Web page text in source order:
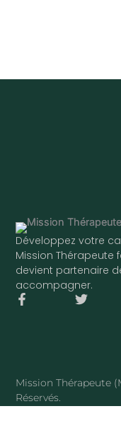
Développez votre
Mission
devient partenaire
accompagner.
F
k
-
T
Mission Thérapeute
Réservés.